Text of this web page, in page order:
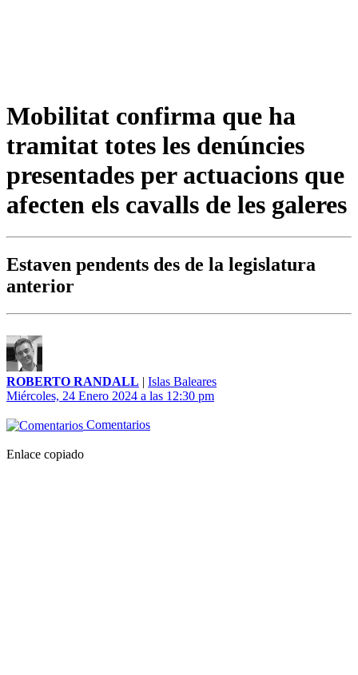
Mobilitat confirma que ha
tramitat totes les denúncies
presentades per actuacions que
afecten els cavalls de les galeres
Estaven pendents des de la legislatura
anterior
ROBERTO RANDALL | Islas Baleares
Miércoles, 24 Enero 2024 a las 12:30 pm
Comentarios
Enlace copiado